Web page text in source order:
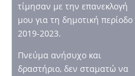
τίμησαν με την επανεκλογή
μου για τη δημοτική περίοδο
2019-2023.
Πνεύμα ανήσυχο και
δραστήριο, δεν σταματώ να